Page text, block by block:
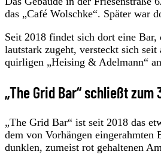
das „Café Wolschke“. Später war
Seit 2018 findet sich dort eine
lautstark zugeht, versteckt sich
quirligen „Heising & Adelmann“
„The Grid Bar“ schließt
„The Grid Bar“ ist seit 2018 das
dem von Vorhängen
dunklen, zumeist rot gehaltenen